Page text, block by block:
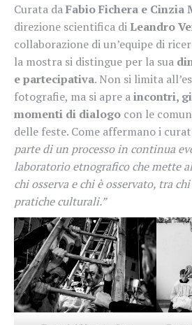
Curata daFabio Fichera e Cinzia
direzione scientifica diLeandro
collaborazione di un’equipe di
la mostra si distingue per la sua
e partecipativa. Non si limita
fotografie, ma si apre aincontri,
momenti di dialogo con le
delle feste. Come affermano i
parte di un processo in continua
laboratorio etnografico che mette
chi osserva e chi è osservato, tra
pratiche culturali.”